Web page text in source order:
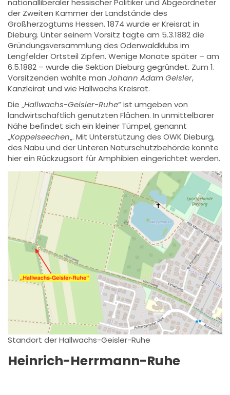
nationalliberaler hessischer Politiker und Abgeordneter
der Zweiten Kammer der Landstände des
Großherzogtums Hessen. 1874 wurde er Kreisrat in
Dieburg. Unter seinem Vorsitz tagte am 5.3.1882 die
Gründungsversammlung des Odenwaldklubs im
Lengfelder Ortsteil Zipfen. Wenige Monate später – am
6.5.1882 – wurde die Sektion Dieburg gegründet. Zum 1.
Vorsitzenden wählte man Johann Adam Geisler,
Kanzleirat und wie Hallwachs Kreisrat.
Die „Hallwachs-Geisler-Ruhe“ ist umgeben von
landwirtschaftlich genutzten Flächen. In unmittelbarer
Nähe befindet sich ein kleiner Tümpel, genannt
„Koppelseechen„. Mit Unterstützung des OWK Dieburg,
des Nabu und der Unteren Naturschutzbehörde konnte
hier ein Rückzugsort für Amphibien eingerichtet werden.
Standort der Hallwachs-Geisler-Ruhe
Heinrich-Herrmann-Ruhe